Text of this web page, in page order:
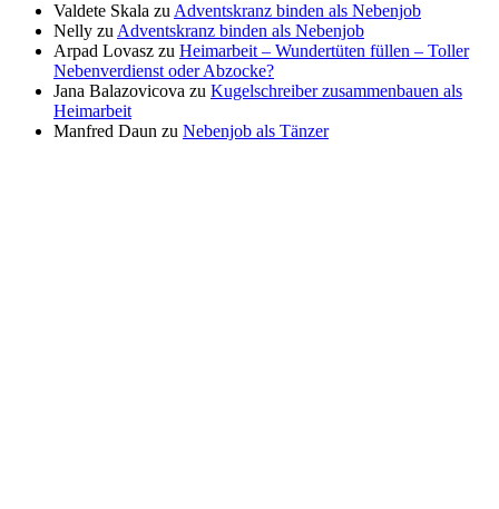
Valdete Skala zuAdventskranz binden als Nebenjob
Nelly zuAdventskranz binden als Nebenjob
Arpad Lovasz zu Heimarbeit – Wundertüten füllen – Toller
Nebenverdienst oder Abzocke?
Jana Balazovicova zu Kugelschreiber zusammenbauen als
Heimarbeit
Manfred Daun zu Nebenjob als Tänzer